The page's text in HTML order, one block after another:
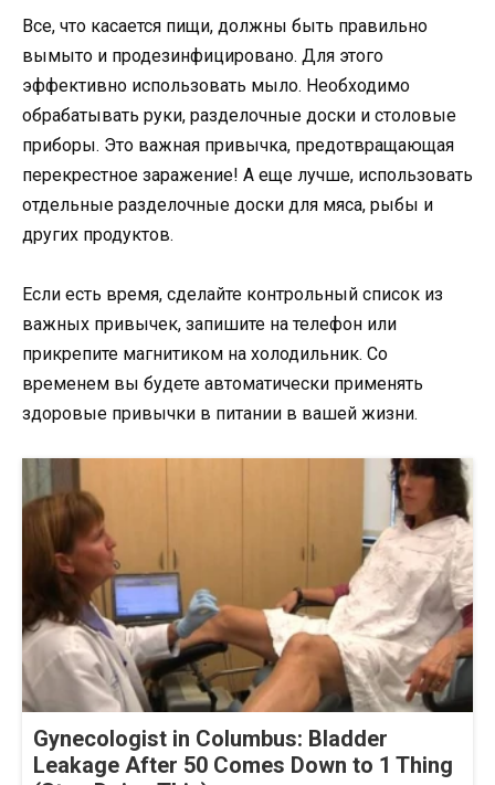
Все, что касается пищи, должны быть правильно
вымыто и продезинфицировано. Для этого
эффективно использовать мыло. Необходимо
обрабатывать руки, разделочные доски и столовые
приборы. Это важная привычка, предотвращающая
перекрестное заражение! А еще лучше, использовать
отдельные разделочные доски для мяса, рыбы и
других продуктов.
Если есть время, сделайте контрольный список из
важных привычек, запишите на телефон или
прикрепите магнитиком на холодильник. Со
временем вы будете автоматически применять
здоровые привычки в питании в вашей жизни.
Gynecologist in Columbus: Bladder
Leakage After 50 Comes Down to 1 Thing